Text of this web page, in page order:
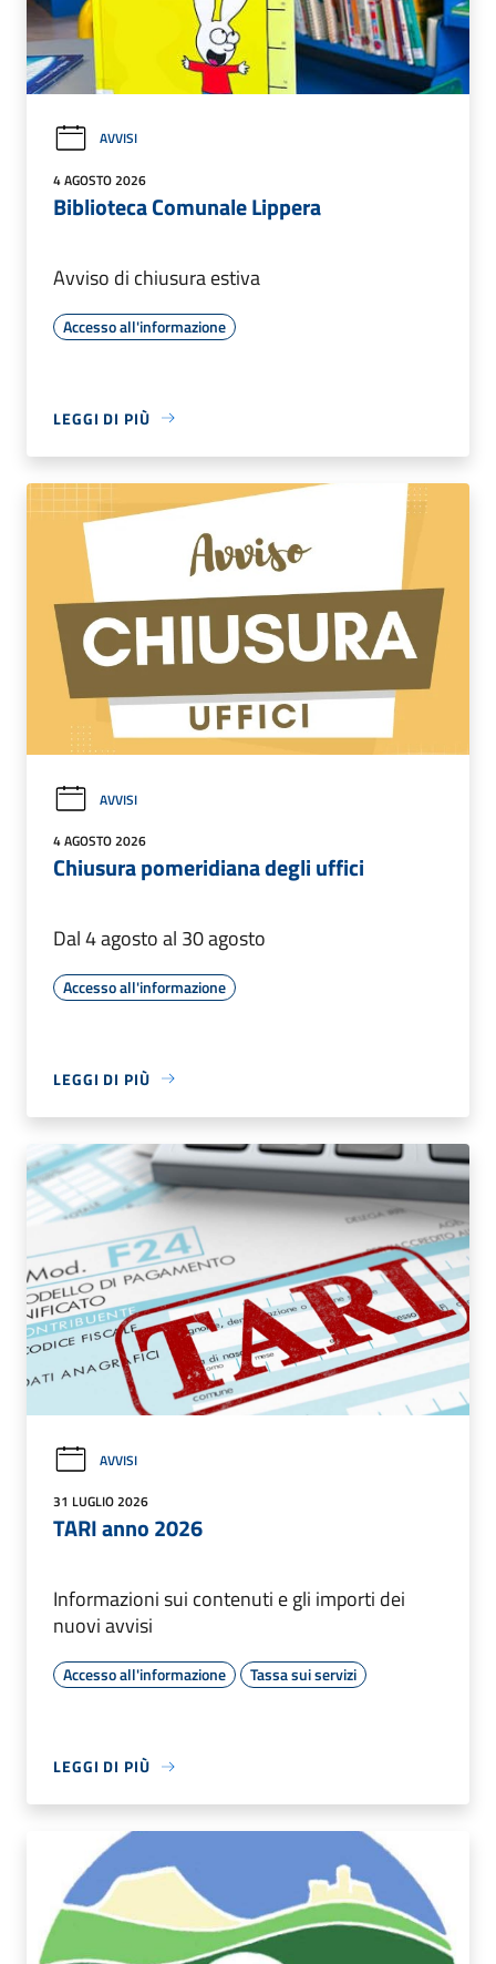
AVVISI
4 AGOSTO 2026
Biblioteca Comunale Lippera
Avviso di chiusura estiva
Accesso all'informazione
LEGGI DI PIÙ
AVVISI
4 AGOSTO 2026
Chiusura pomeridiana degli uffici
Dal 4 agosto al 30 agosto
Accesso all'informazione
LEGGI DI PIÙ
AVVISI
31 LUGLIO 2026
TARI anno 2026
Informazioni sui contenuti e gli importi dei
nuovi avvisi
Accesso all'informazione Tassa sui servizi
LEGGI DI PIÙ